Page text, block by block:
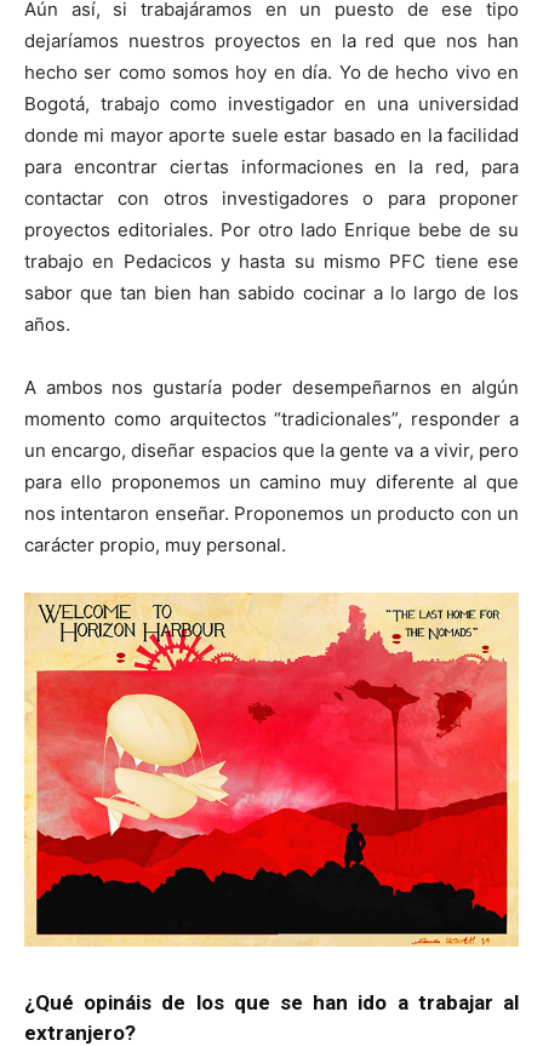
Aún así, si trabajáramos en un puesto de ese tipo
dejaríamos nuestros proyectos en la red que nos han
hecho ser como somos hoy en día. Yo de hecho vivo en
Bogotá, trabajo como investigador en una universidad
donde mi mayor aporte suele estar basado en la facilidad
para encontrar ciertas informaciones en la red, para
contactar con otros investigadores o para proponer
proyectos editoriales. Por otro lado Enrique bebe de su
trabajo en Pedacicos y hasta su mismo PFC tiene ese
sabor que tan bien han sabido cocinar a lo largo de los
años.
A ambos nos gustaría poder desempeñarnos en algún
momento como arquitectos “tradicionales”, responder a
un encargo, diseñar espacios que la gente va a vivir, pero
para ello proponemos un camino muy diferente al que
nos intentaron enseñar. Proponemos un producto con un
carácter propio, muy personal.
¿Qué opináis de los que se han ido a trabajar al
extranjero?